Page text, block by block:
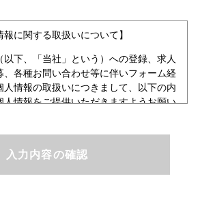
報に関する取扱いについて】
下、「当社」という）への登録、求人
、各種お問い合わせ等に伴いフォーム経
人情報の取扱いにつきまして、以下の内
人情報をご提供いただきますようお願い
人情報保護方針